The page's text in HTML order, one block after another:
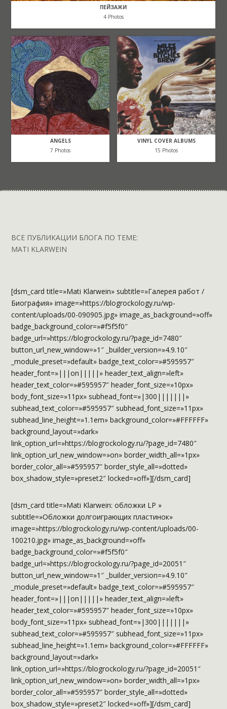
ПЕЙЗАЖИ
4 Photos
ANGELS
7 Photos
VINYL COVER ALBUMS
15 Photos
ВСЕ ПУБЛИКАЦИИ БЛОГА ПО ТЕМЕ:
MATI KLARWEIN
[dsm_card title=»Mati Klarwein» subtitle=»Галерея работ /
Биография» image=»https://blogrockology.ru/wp-
content/uploads/00-090905.jpg» image_as_background=»off»
badge_background_color=»#f5f5f0″
badge_url=»https://blogrockology.ru/?page_id=7480″
button_url_new_window=»1″ _builder_version=»4.9.10″
_module_preset=»default» badge_text_color=»#595957″
header_font=»|||on|||||» header_text_align=»left»
header_text_color=»#595957″ header_font_size=»10px»
body_font_size=»11px» subhead_font=»|300|||||||»
subhead_text_color=»#595957″ subhead_font_size=»11px»
subhead_line_height=»1.1em» background_color=»#FFFFFF»
background_layout=»dark»
link_option_url=»https://blogrockology.ru/?page_id=7480″
link_option_url_new_window=»on» border_width_all=»1px»
border_color_all=»#595957″ border_style_all=»dotted»
box_shadow_style=»preset2″ locked=»off»][/dsm_card]
[dsm_card title=»Mati Klarwein: обложки LP »
subtitle=»Обложки долгоиграющих пластинок»
image=»https://blogrockology.ru/wp-content/uploads/00-
100210.jpg» image_as_background=»off»
badge_background_color=»#f5f5f0″
badge_url=»https://blogrockology.ru/?page_id=20051″
button_url_new_window=»1″ _builder_version=»4.9.10″
_module_preset=»default» badge_text_color=»#595957″
header_font=»|||on|||||» header_text_align=»left»
header_text_color=»#595957″ header_font_size=»10px»
body_font_size=»11px» subhead_font=»|300|||||||»
subhead_text_color=»#595957″ subhead_font_size=»11px»
subhead_line_height=»1.1em» background_color=»#FFFFFF»
background_layout=»dark»
link_option_url=»https://blogrockology.ru/?page_id=20051″
link_option_url_new_window=»on» border_width_all=»1px»
border_color_all=»#595957″ border_style_all=»dotted»
box_shadow_style=»preset2″ locked=»off»][/dsm_card]